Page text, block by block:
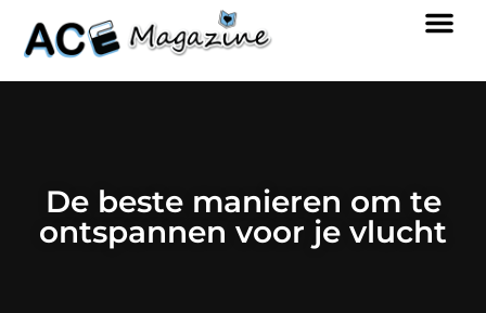
De beste manieren om te
ontspannen voor je vlucht